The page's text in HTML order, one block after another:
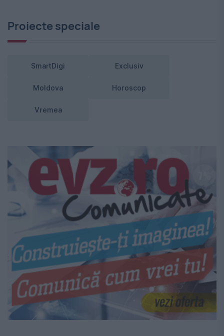
Proiecte speciale
SmartDigi Exclusiv
Moldova Horoscop
Vremea